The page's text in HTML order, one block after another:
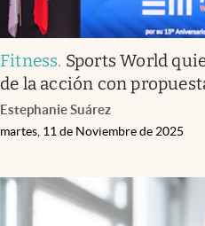
Fitness. Sports World
de la acción con
Estephanie Suárez
martes, 11 de Noviembre de 2025